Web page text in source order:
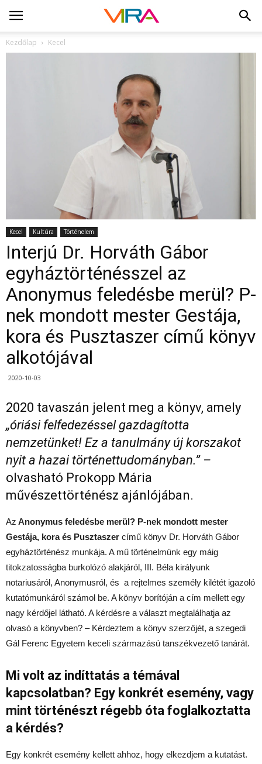
Kezdőlap Kecel
Kecel Kultúra Történelem
Interjú Dr. Horváth Gábor
egyháztörténésszel az
Anonymus feledésbe merül? P-
nek mondott mester Gestája,
kora és Pusztaszer című könyv
alkotójával
2020-10-03
2020 tavaszán jelent meg a könyv, amely
„óriási felfedezéssel gazdagította
nemzetünket! Ez a tanulmány új korszakot
nyit a hazai történettudományban.” –
olvasható Prokopp Mária
művészettörténész ajánlójában.
Az Anonymus feledésbe merül? P-nek mondott mester
Gestája, kora és Pusztaszer című könyv Dr. Horváth Gábor
egyháztörténész munkája. A mű történelmünk egy máig
titokzatosságba burkolózó alakjáról, III. Béla királyunk
notariusáról, Anonymusról, és a rejtelmes személy kilétét igazoló
kutatómunkáról számol be. A könyv borítóján a cím mellett egy
nagy kérdőjel látható. A kérdésre a választ megtalálhatja az
olvasó a könyvben? – Kérdeztem a könyv szerzőjét, a szegedi
Gál Ferenc Egyetem keceli származású tanszékvezető tanárát.
Mi volt az indíttatás a témával
kapcsolatban? Egy konkrét esemény, vagy
mint történészt régebb óta foglalkoztatta
a kérdés?
Egy konkrét esemény kellett ahhoz, hogy elkezdjem a kutatást.